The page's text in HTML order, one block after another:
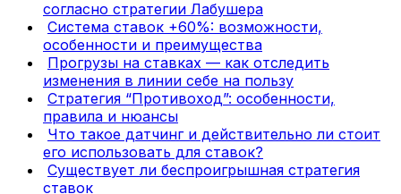
согласно стратегии Лабушера
Система ставок +60%: возможности,
особенности и преимущества
Прогрузы на ставках — как отследить
изменения в линии себе на пользу
Стратегия “Противоход”: особенности,
правила и нюансы
Что такое датчинг и действительно ли стоит
его использовать для ставок?
Существует ли беспроигрышная стратегия
ставок